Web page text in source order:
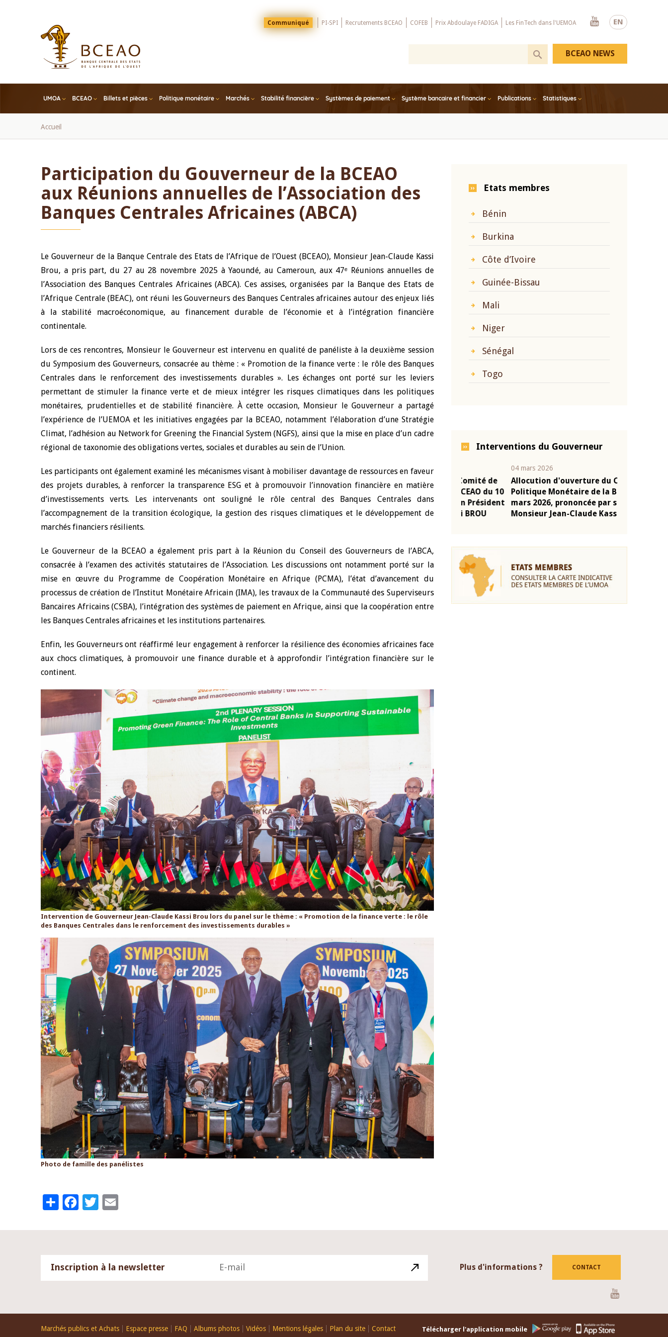
EN
Menu
Top
Communiqué PI-SPI Recrutements BCEAO COFEB Prix Abdoulaye FADIGA Les FinTech dans l'UEMOA
Youtube
UMOA BCEAO Billets et pièces Politique monétaire Marchés Stabilité financière Systèmes de paiement Système bancaire et financier Publications Statistiques
BCEAO NEWS
Fil
Accueil
Participation du Gouverneur de la BCEAO
aux Réunions annuelles de l’Association des
Banques Centrales Africaines (ABCA)
Le Gouverneur de la Banque Centrale des Etats de l’Afrique de l’Ouest (BCEAO), Monsieur Jean-Claude Kassi
Brou, a pris part, du 27 au 28 novembre 2025 à Yaoundé, au Cameroun, aux 47ᵉ Réunions annuelles de
l’Association des Banques Centrales Africaines (ABCA). Ces assises, organisées par la Banque des Etats de
l’Afrique Centrale (BEAC), ont réuni les Gouverneurs des Banques Centrales africaines autour des enjeux liés
à la stabilité macroéconomique, au financement durable de l’économie et à l’intégration financière
continentale.
Lors de ces rencontres, Monsieur le Gouverneur est intervenu en qualité de panéliste à la deuxième session
du Symposium des Gouverneurs, consacrée au thème : « Promotion de la finance verte : le rôle des Banques
Centrales dans le renforcement des investissements durables ». Les échanges ont porté sur les leviers
permettant de stimuler la finance verte et de mieux intégrer les risques climatiques dans les politiques
monétaires, prudentielles et de stabilité financière. À cette occasion, Monsieur le Gouverneur a partagé
l’expérience de l’UEMOA et les initiatives engagées par la BCEAO, notamment l’élaboration d’une Stratégie
Climat, l’adhésion au Network for Greening the Financial System (NGFS), ainsi que la mise en place d’un cadre
régional de taxonomie des obligations vertes, sociales et durables au sein de l’Union.
Les participants ont également examiné les mécanismes visant à mobiliser davantage de ressources en faveur
des projets durables, à renforcer la transparence ESG et à promouvoir l’innovation financière en matière
d’investissements verts. Les intervenants ont souligné le rôle central des Banques Centrales dans
l’accompagnement de la transition écologique, la gestion des risques climatiques et le développement de
marchés financiers résilients.
Le Gouverneur de la BCEAO a également pris part à la Réunion du Conseil des Gouverneurs de l’ABCA,
consacrée à l’examen des activités statutaires de l’Association. Les discussions ont notamment porté sur la
mise en œuvre du Programme de Coopération Monétaire en Afrique (PCMA), l’état d’avancement du
processus de création de l’Institut Monétaire Africain (IMA), les travaux de la Communauté des Superviseurs
Bancaires Africains (CSBA), l’intégration des systèmes de paiement en Afrique, ainsi que la coopération entre
les Banques Centrales africaines et les institutions partenaires.
Enfin, les Gouverneurs ont réaffirmé leur engagement à renforcer la résilience des économies africaines face
aux chocs climatiques, à promouvoir une finance durable et à approfondir l’intégration financière sur le
continent.
Intervention de Gouverneur Jean-Claude Kassi Brou lors du panel sur le thème : « Promotion de la finance verte : le rôle
des Banques Centrales dans le renforcement des investissements durables »
Photo de famille des panélistes
ShareFacebook
Twitter
Etats membres
Bénin
Burkina
Côte d’Ivoire
Guinée-Bissau
Mali
Niger
Sénégal
Togo
Interventions du Gouverneur
d'ouverture du Comité de
Monétaire de la BCEAO du 4
2026, prononcée par son Président
Jean-Claude Kassi BROU
22 juillet 2026
Mot introductif du Gouverneur Jean-
Claude Kassi BROU lors de la cérémonie
de présentation du rapport annuel 2025
de la BCEAO
10 juin 2026
Allocution d'ouverture du Comité de
juin 2026, prononcée par son Président
Monsieur Jean-Claude Kassi BROU
Allocution d'ouverture du Comité de
Politique Monétaire de la BCEAO du 4
mars 2026, prononcée par son Président
Monsieur Jean-Claude Kassi BROU
Inscription à la newsletter Plus d'informations ? CONTACT
Footer
menu
Marchés publics et Achats Espace presse FAQ Albums photos Vidéos Mentions légales Plan du site Contact Télécharger l'application mobile